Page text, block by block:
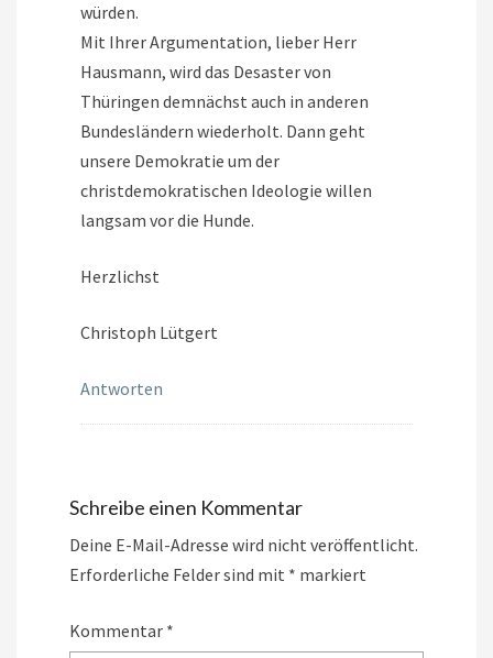
würden.
Mit Ihrer Argumentation, lieber Herr
Hausmann, wird das Desaster von
Thüringen demnächst auch in anderen
Bundesländern wiederholt. Dann geht
unsere Demokratie um der
christdemokratischen Ideologie willen
langsam vor die Hunde.
Herzlichst
Christoph Lütgert
Antworten
Schreibe einen Kommentar
Deine E-Mail-Adresse wird nicht veröffentlicht.
Erforderliche Felder sind mit * markiert
Kommentar *